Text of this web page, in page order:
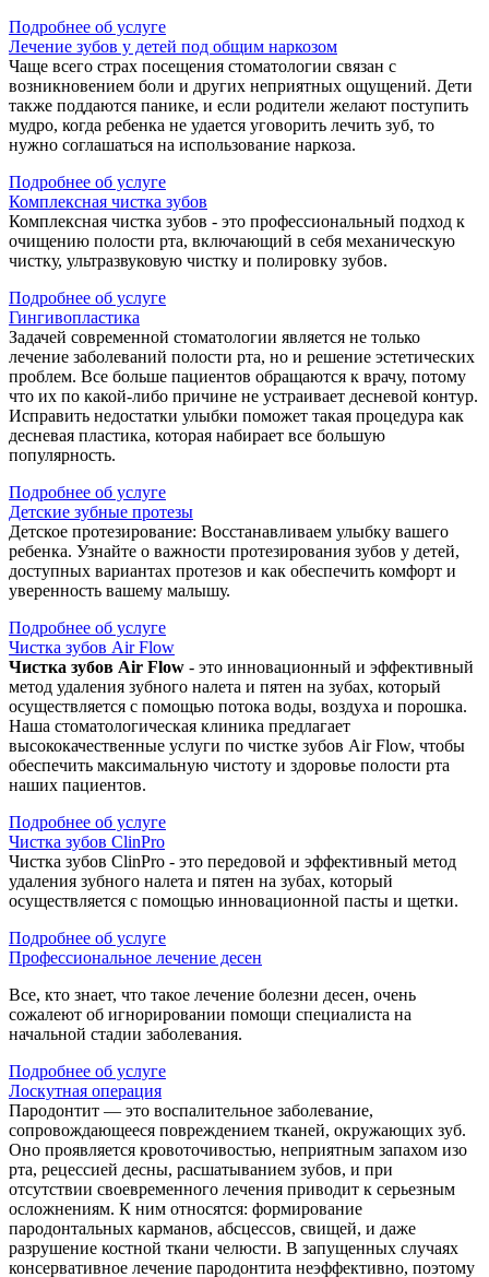
Подробнее об услуге
Лечение зубов у детей под общим наркозом
Чаще всего страх посещения стоматологии связан с
возникновением боли и других неприятных ощущений. Дети
также поддаются панике, и если родители желают поступить
мудро, когда ребенка не удается уговорить лечить зуб, то
нужно соглашаться на использование наркоза.
Подробнее об услуге
Комплексная чистка зубов
Комплексная чистка зубов - это профессиональный подход к
очищению полости рта, включающий в себя механическую
чистку, ультразвуковую чистку и полировку зубов.
Подробнее об услуге
Гингивопластика
Задачей современной стоматологии является не только
лечение заболеваний полости рта, но и решение эстетических
проблем. Все больше пациентов обращаются к врачу, потому
что их по какой-либо причине не устраивает десневой контур.
Исправить недостатки улыбки поможет такая процедура как
десневая пластика, которая набирает все большую
популярность.
Подробнее об услуге
Детские зубные протезы
Детское протезирование: Восстанавливаем улыбку вашего
ребенка. Узнайте о важности протезирования зубов у детей,
доступных вариантах протезов и как обеспечить комфорт и
уверенность вашему малышу.
Подробнее об услуге
Чистка зубов Air Flow
Чистка зубов Air Flow - это инновационный и эффективный
метод удаления зубного налета и пятен на зубах, который
осуществляется с помощью потока воды, воздуха и порошка.
Наша стоматологическая клиника предлагает
высококачественные услуги по чистке зубов Air Flow, чтобы
обеспечить максимальную чистоту и здоровье полости рта
наших пациентов.
Подробнее об услуге
Чистка зубов ClinPro
Чистка зубов ClinPro - это передовой и эффективный метод
удаления зубного налета и пятен на зубах, который
осуществляется с помощью инновационной пасты и щетки.
Подробнее об услуге
Профессиональное лечение десен
Все, кто знает, что такое лечение болезни десен, очень
сожалеют об игнорировании помощи специалиста на
начальной стадии заболевания.
Подробнее об услуге
Лоскутная операция
Пародонтит — это воспалительное заболевание,
сопровождающееся повреждением тканей, окружающих зуб.
Оно проявляется кровоточивостью, неприятным запахом изо
рта, рецессией десны, расшатыванием зубов, и при
отсутствии своевременного лечения приводит к серьезным
осложнениям. К ним относятся: формирование
пародонтальных карманов, абсцессов, свищей, и даже
разрушение костной ткани челюсти. В запущенных случаях
консервативное лечение пародонтита неэффективно, поэтому